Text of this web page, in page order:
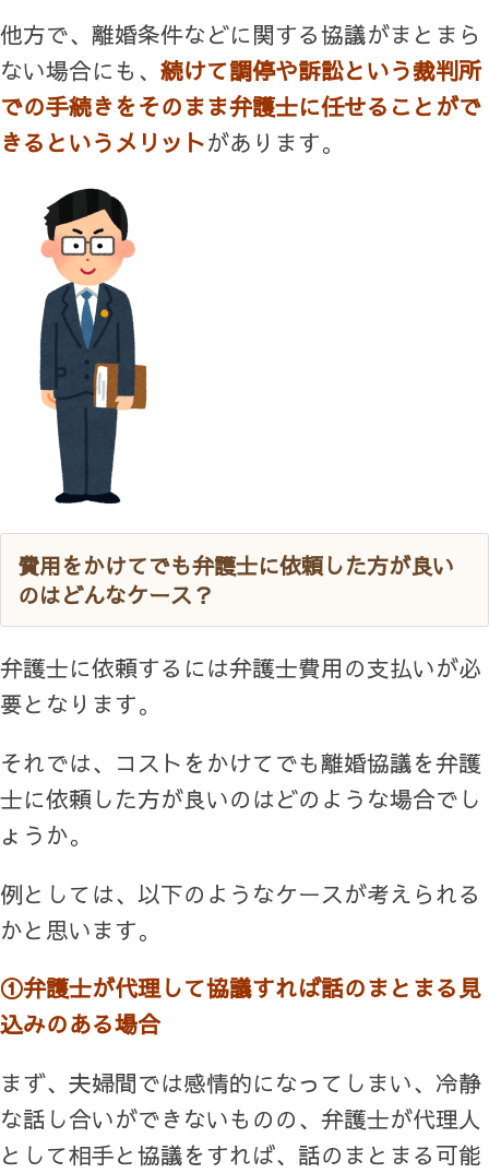
他方で、離婚条件などに関する協議がまとまら
ない場合にも、 続けて調停や訴訟という裁判所
での手続きをそのまま弁護士に任せることがで
きるというメリットがあります。
費用をかけてでも弁護士に依頼した方が良い
のはどんなケース？
弁護士に依頼するには弁護士費用の支払いが必
要となります。
それでは、コストをかけてでも離婚協議を弁護
士に依頼した方が良いのはどのような場合でし
ょうか。
例としては、以下のようなケースが考えられる
かと思います。
①弁護士が代理して協議すれば話のまとまる見
込みのある場合
まず、夫婦間では感情的になってしまい、冷静
な話し合いができないものの、弁護士が代理人
として相手と協議をすれば、話のまとまる可能